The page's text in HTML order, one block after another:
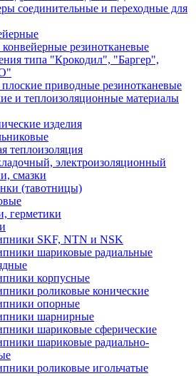
соединительные и переходные для
резинотканевые
типа "Крокодил", "Баргер",
приводные резинотканевые
и теплоизоляционные материалы
изделия
теплоизоляция
электроизоляционный
смазки
(тавотницы)
герметики
SKF, NTN и NSK
шариковые радиальные
корпусные
роликовые конические
опорные
шарнирные
шариковые сферические
шариковые радиально-
роликовые игольчатые